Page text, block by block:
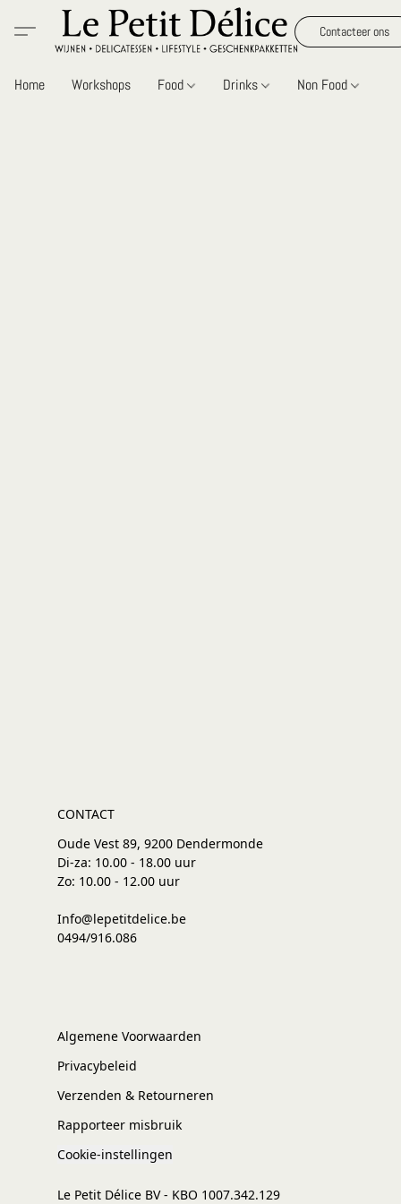
Contacteer ons
Home Workshops Food Drinks Non Food
CONTACT
Oude Vest 89, 9200 Dendermonde
Di-za: 10.00 - 18.00 uur
Zo: 10.00 - 12.00 uur
Info@lepetitdelice.be
0494/916.086
Algemene Voorwaarden
Privacybeleid
Verzenden & Retourneren
Rapporteer misbruik
Cookie-instellingen
Le Petit Délice BV - KBO 1007.342.129